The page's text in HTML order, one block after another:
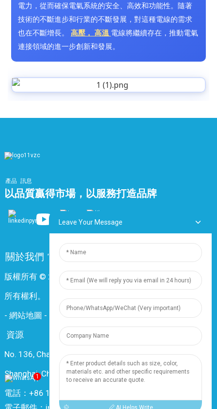
電力，從而確保電氣系統的安全、高效和功能性。隨著
技術的不斷進步和行業的不斷發展，對這種電線的需求
也在不斷增長。 高壓， 高溫 電線將繼續存在，推動電氣
連接領域的進一步創新和發展。
產品 訊息
以品質贏得市場，以服務打造品牌
關於我們 常問問題
版權所有 © 2024 上海鼎尊電氣電纜股份有限公司。保留
所有權利。
- 網站地圖 - Resource
資源
No. 136, Changxiang Rd., Nanxiang Town, 201802,
Shanghai, China
電話：+86 18019377761
1
Leave Your Message